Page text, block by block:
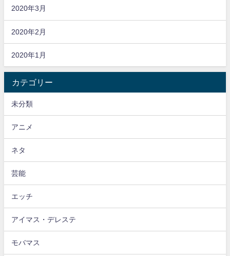
2020年3月
2020年2月
2020年1月
カテゴリー
未分類
アニメ
ネタ
芸能
エッチ
アイマス・デレステ
モバマス